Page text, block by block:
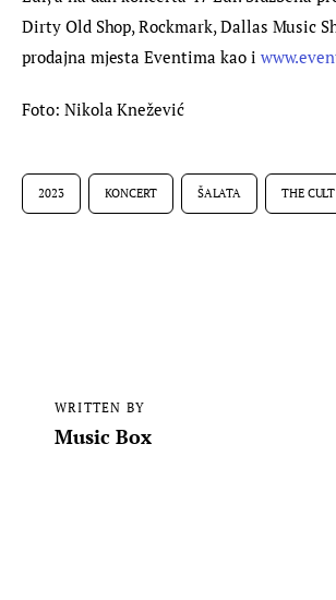
Dirty Old Shop, Rockmark, Dallas Music
prodajna mjesta Eventima kao i
Foto: Nikola Knežević
2023 KONCERT ŠALATA THE CULT
WRITTEN BY
Music Box